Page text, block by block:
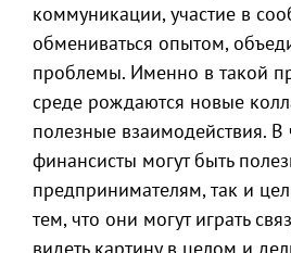
коммуникации, участие в
обмениваться опытом,
проблемы. Именно в такой
среде рождаются новые
полезные взаимодействия. В
финансисты могут быть
предпринимателям, так и
тем, что они могут играть